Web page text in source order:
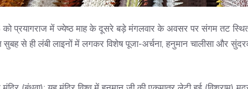
प्रयागराज में ज्येष्ठ माह के दूसरे बड़े मंगलवार के अवसर पर संगम तट स्थित
से ही लंबी लाइनों में लगकर विशेष पूजा-अर्चना, हनुमान चालीसा और